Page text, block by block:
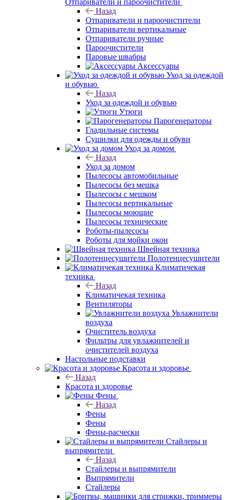
Отпариватели и пароочистители
Назад
Отпариватели и пароочистители
Отпариватели вертикальные
Отпариватели ручные
Пароочистители
Паровые швабры
Аксессуары
Уход за одеждой
и обувью
Назад
Уход за одеждой и обувью
Утюги
Парогенераторы
Гладильные системы
Сушилки для одежды и обуви
Уход за домом
Назад
Уход за домом
Пылесосы автомобильные
Пылесосы без мешка
Пылесосы с мешком
Пылесосы вертикальные
Пылесосы моющие
Пылесосы технические
Роботы-пылесосы
Роботы для мойки окон
Швейная техника
Полотенцесушители
Климатичекая
техника
Назад
Климатичекая техника
Вентиляторы
Увлажнители
воздуха
Очиститель воздуха
Фильтры для увлажнителей и
очистителей воздуха
Настольные подставки
Красота и здоровье
Назад
Красота и здоровье
Фены
Назад
Фены
Фены
Фены-расчески
Стайлеры и
выпрямители
Назад
Стайлеры и выпрямители
Выпрямители
Стайлеры